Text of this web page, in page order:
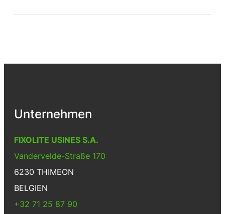
Unternehmen
FIXOLITE USINES S.A.
Vandervelde-Straße 170
6230 THIMEON
BELGIEN
+32 71 25 87 90